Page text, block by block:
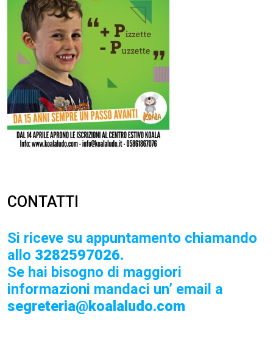
CONTATTI
Si riceve su appuntamento chiamando
allo 3282597026.
Se hai bisogno di maggiori
informazioni mandaci un’ email a
segreteria@koalaludo.com